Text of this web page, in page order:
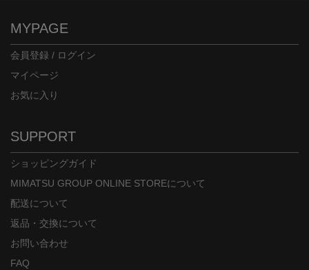
MYPAGE
会員登録 / ログイン
マイページ
お気に入り
SUPPORT
ショッピングガイド
MIMATSU GROUP ONLINE STOREについて
配送について
返品・交換について
お問い合わせ
FAQ